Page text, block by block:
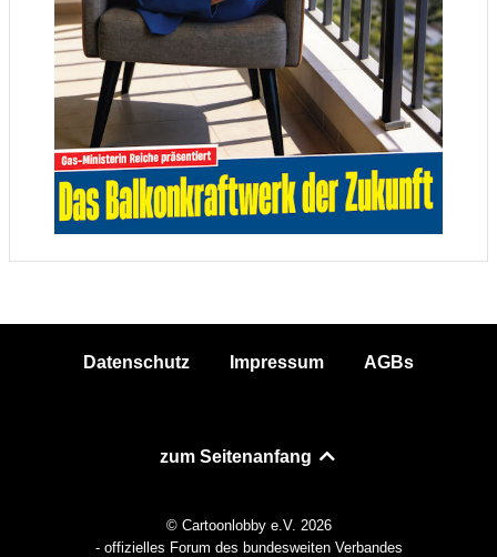
Datenschutz Impressum AGBs
zum Seitenanfang
© Cartoonlobby e.V. 2026
- offizielles Forum des bundesweiten Verbandes